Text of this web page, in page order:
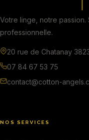
Votre linge, notre
professionnelle.
20 rue de Chatanay
07 84 67 53 75
contact@cotton-
NOS SERVICES